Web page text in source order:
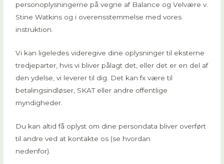
personoplysningerne på vegne af Balance og Velvære v.
Stine Watkins og i overensstemmelse med vores
instruktion.
Vi kan ligeledes videregive dine oplysninger til eksterne
tredjeparter, hvis vi bliver pålagt det, eller det er en del af
den ydelse, vi leverer til dig. Det kan fx være til
betalingsindløser, SKAT eller andre offentlige
myndigheder.
Du kan altid få oplyst om dine persondata bliver overført
til andre ved at kontakte os (se hvordan
nedenfor).